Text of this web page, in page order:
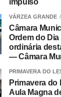
impulso
VÁRZEA GRANDE
Câmara
Ordem do
ordinária
— Câmara
PRIMAVERA DO
Primavera do
Aula Magna